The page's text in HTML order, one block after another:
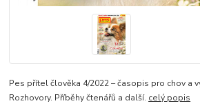
Pes přítel člověka 4/2022 – časopis pro chov a
Rozhovory. Příběhy čtenářů a další. celý popis